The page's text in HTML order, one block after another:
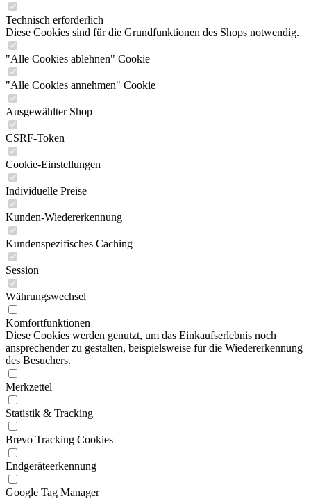
Technisch erforderlich
Diese Cookies sind für die Grundfunktionen des Shops notwendig.
"Alle Cookies ablehnen" Cookie
"Alle Cookies annehmen" Cookie
Ausgewählter Shop
CSRF-Token
Cookie-Einstellungen
Individuelle Preise
Kunden-Wiedererkennung
Kundenspezifisches Caching
Session
Währungswechsel
Komfortfunktionen
Diese Cookies werden genutzt, um das Einkaufserlebnis noch
ansprechender zu gestalten, beispielsweise für die Wiedererkennung
des Besuchers.
Merkzettel
Statistik & Tracking
Brevo Tracking Cookies
Endgeräteerkennung
Google Tag Manager